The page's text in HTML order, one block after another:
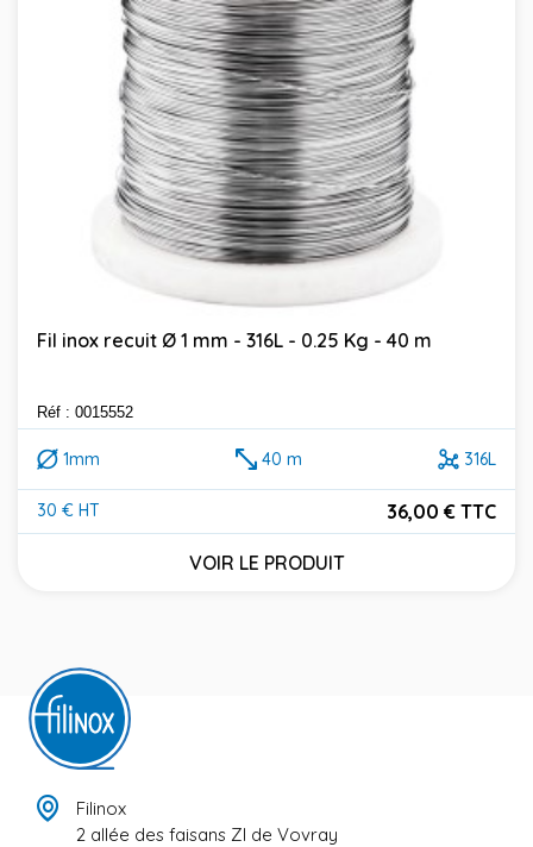
Fil inox recuit Ø 1 mm - 316L - 0.25 Kg - 40 m
Réf : 0015552
1mm 40 m 316L
30 € HT
Prix
36,00 € TTC
VOIR LE PRODUIT
Filinox
2 allée des faisans ZI de Vovray